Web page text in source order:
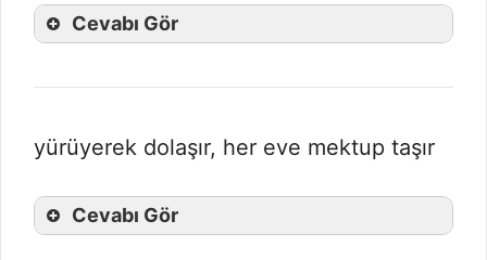
Cevabı Gör
yürüyerek dolaşır, her eve mektup taşır
Cevabı Gör